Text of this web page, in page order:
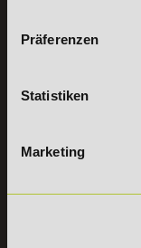
Präferenzen
Statistiken
Marketing
Freitag: 8:00 - 17:00 Uhr
Vertrag
DeLSt